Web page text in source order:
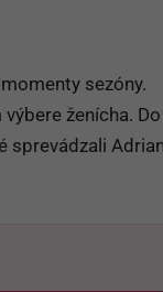
sezóny.
ženícha. Do
sprevádzali